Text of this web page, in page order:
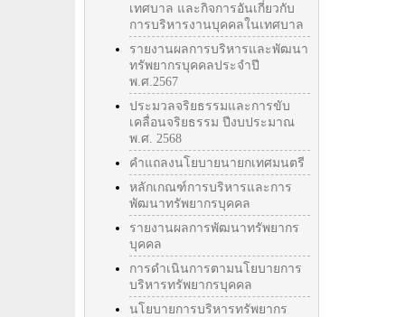
เทศบาล และกิจการอันเกี่ยวกับ
การบริหารงานบุคคลในเทศบาล
รายงานผลการบริหารและพัฒนา
ทรัพยากรบุคคลประจำปี
พ.ศ.2567
ประมวลจริยธรรมและการขับ
เคลื่อนจริยธรรม ปีงบประมาณ
พ.ศ. 2568
คำแถลงนโยบายนายกเทศมนตรี
หลักเกณฑ์การบริหารและการ
พัฒนาทรัพยากรบุคคล
รายงานผลการพัฒนาทรัพยากร
บุคคล
การดำเนินการตามนโยบายการ
บริหารทรัพยากรบุคคล
นโยบายการบริหารทรัพยากร